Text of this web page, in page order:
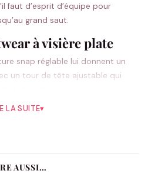
faut d’esprit d’équipe pour
grand saut.
à visière plate
snap réglable lui donnent un
un tour de tête ajustable qui
la date de l’EVG et le rôle de
LA SUITE▾
AUSSI…